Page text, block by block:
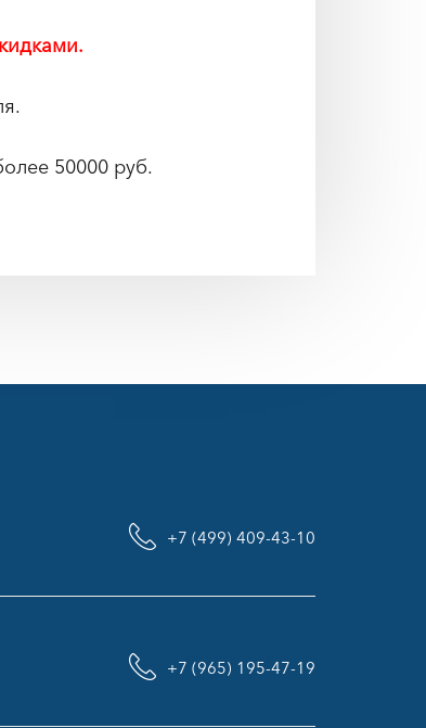
50000 руб.
+7 (499) 409-43-10
+7 (965) 195-47-19